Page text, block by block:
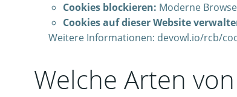
Cookies blockieren: Moderne
Cookies auf dieser Website
Weitere Informationen: devowl.io/rcb/
Welche Arten